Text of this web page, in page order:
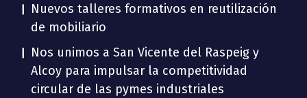
Nuevos talleres formativos en reutilización
de mobiliario
Nos unimos a San Vicente del Raspeig y
Alcoy para impulsar la competitividad
circular de las pymes industriales